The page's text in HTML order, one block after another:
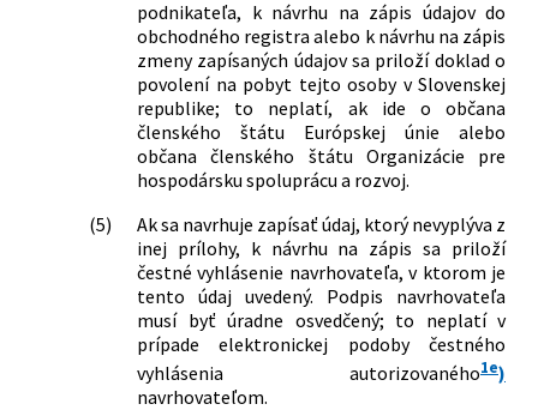
91/2015 Z. z.
Vyhláška Ministerstva spravodlivosti
Slovenskej republiky, ktorou sa mení a
dopĺňa vyhláška Ministerstva
spravodlivosti Slovenskej republiky č.
25/2004 Z. z., ktorou sa ustanovujú
vzory tlačív na podávanie návrhov na
zápis do obchodného registra a
zoznam listín, ktoré je potrebné k
návrhu na zápis priložiť v znení
neskorších predpisov
334/2016 Z. z.
Vyhláška Ministerstva spravodlivosti
Slovenskej republiky, ktorou sa mení a
dopĺňa vyhláška Ministerstva
spravodlivosti Slovenskej republiky č.
25/2004 Z. z., ktorou sa ustanovujú
vzory tlačív na podávanie návrhov na
zápis do obchodného registra a
podnikateľa, k návrhu na zápis údajov do
obchodného registra alebo k návrhu na zápis
zmeny zapísaných údajov sa priloží doklad o
povolení na pobyt tejto osoby v Slovenskej
republike; to neplatí, ak ide o občana
členského štátu Európskej únie alebo
občana členského štátu Organizácie pre
hospodársku spoluprácu a rozvoj.
(5)
Ak sa navrhuje zapísať údaj, ktorý nevyplýva z
inej prílohy, k návrhu na zápis sa priloží
čestné vyhlásenie navrhovateľa, v ktorom je
tento údaj uvedený. Podpis navrhovateľa
musí byť úradne osvedčený; to neplatí v
prípade elektronickej podoby čestného
vyhlásenia autorizovaného1e)
navrhovateľom.